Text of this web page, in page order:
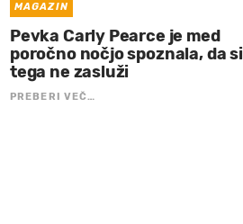
MAGAZIN
Pevka Carly Pearce je med
poročno nočjo spoznala, da si
tega ne zasluži
PREBERI VEČ…